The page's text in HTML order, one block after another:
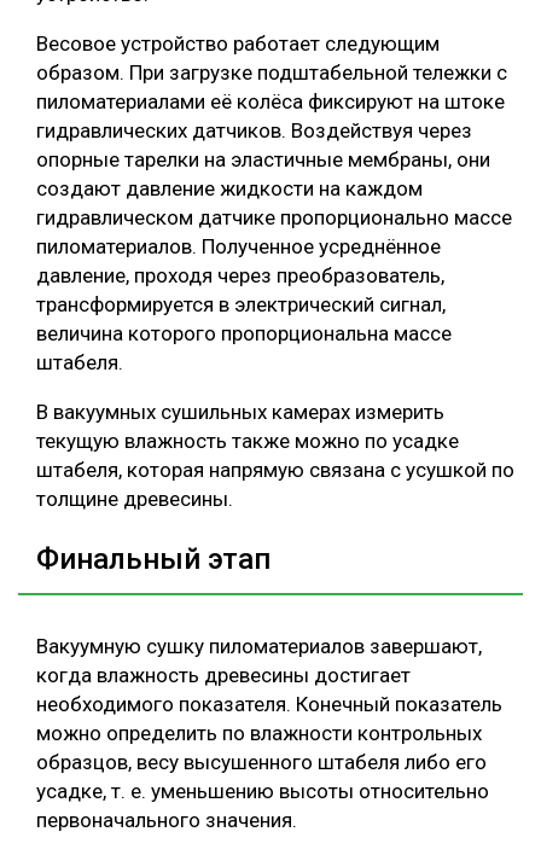
Весовое устройство работает следующим
образом. При загрузке подштабельной тележки с
пиломатериалами её колёса фиксируют на штоке
гидравлических датчиков. Воздействуя через
опорные тарелки на эластичные мембраны, они
создают давление жидкости на каждом
гидравлическом датчике пропорционально массе
пиломатериалов. Полученное усреднённое
давление, проходя через преобразователь,
трансформируется в электрический сигнал,
величина которого пропорциональна массе
штабеля.
В вакуумных сушильных камерах измерить
текущую влажность также можно по усадке
штабеля, которая напрямую связана с усушкой по
толщине древесины.
Финальный этап
Вакуумную сушку пиломатериалов завершают,
когда влажность древесины достигает
необходимого показателя. Конечный показатель
можно определить по влажности контрольных
образцов, весу высушенного штабеля либо его
усадке, т. е. уменьшению высоты относительно
первоначального значения.